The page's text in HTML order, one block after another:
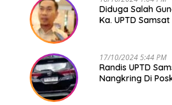
Diduga Salah
Ka. UPTD
17/10/2024 5:44 PM
Randis UPTD
Nangkring Di